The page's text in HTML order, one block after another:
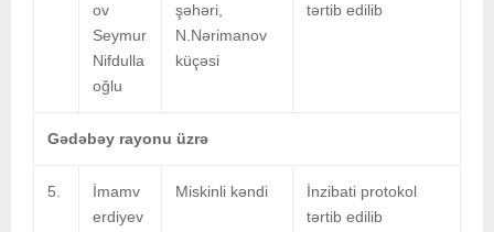
ov
Seymur
Nifdulla
oğlu
şəhəri,
N.Nərimanov
küçəsi
tərtib edilib
Gədəbəy rayonu üzrə
5.
İmamv
erdiyev
Miskinli kəndi
İnzibati protokol
tərtib edilib